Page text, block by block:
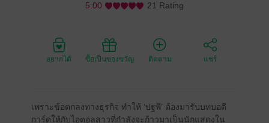
5.00 21 Rating
อยากได้ ซื้อเป็นของขวัญ ติดตาม แชร์
เพราะข้อตกลงทางธุรกิจ ทำให้ ‘ปฐพี’ ต้องมารับบทบอดี
การ์ดให้กับไอดอลสาวที่กำลังจะก้าวมาเป็นนักแสดงใน